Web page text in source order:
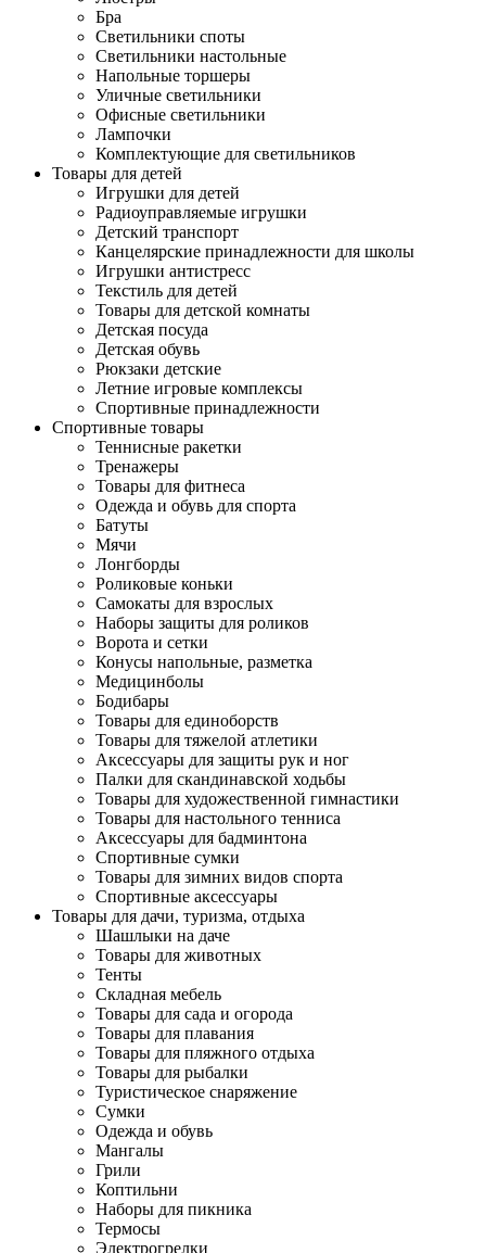
Бра
Светильники споты
Светильники настольные
Напольные торшеры
Уличные светильники
Офисные светильники
Лампочки
Комплектующие для светильников
Товары для детей
Игрушки для детей
Радиоуправляемые игрушки
Детский транспорт
Канцелярские принадлежности для школы
Игрушки антистресс
Текстиль для детей
Товары для детской комнаты
Детская посуда
Детская обувь
Рюкзаки детские
Летние игровые комплексы
Спортивные принадлежности
Спортивные товары
Теннисные ракетки
Тренажеры
Товары для фитнеса
Одежда и обувь для спорта
Батуты
Мячи
Лонгборды
Роликовые коньки
Самокаты для взрослых
Наборы защиты для роликов
Ворота и сетки
Конусы напольные, разметка
Медицинболы
Бодибары
Товары для единоборств
Товары для тяжелой атлетики
Аксессуары для защиты рук и ног
Палки для скандинавской ходьбы
Товары для художественной гимнастики
Товары для настольного тенниса
Аксессуары для бадминтона
Спортивные сумки
Товары для зимних видов спорта
Спортивные аксессуары
Товары для дачи, туризма, отдыха
Шашлыки на даче
Товары для животных
Тенты
Складная мебель
Товары для сада и огорода
Товары для плавания
Товары для пляжного отдыха
Товары для рыбалки
Туристическое снаряжение
Сумки
Одежда и обувь
Мангалы
Грили
Коптильни
Наборы для пикника
Термосы
Электрогрелки